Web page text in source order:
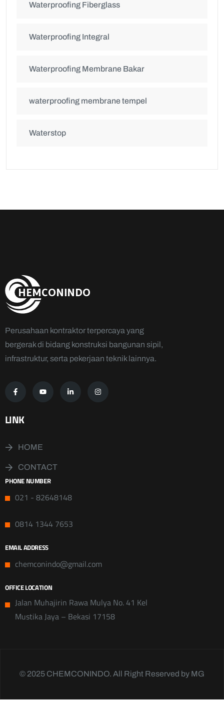
Waterproofing Fiberglass
Waterproofing Integral
Waterproofing Membrane Bakar
waterproofing membrane tempel
Waterstop
Perusahaan kontraktor terpercaya yang
bergerak di bidang konstruksi bangunan sipil,
infrastruktur, serta pekerjaan teknik lainnya.
LINK
HOME
CONTACT
PHONE NUMBER
021 - 82648148
0814 1344 7653
EMAIL ADDRESS
chemconindo@gmail.com
OFFICE LOCATION
Jalan Muhajirin Rawa Mulya No. 41 Kel
Mustika Jaya – Bekasi 17158
© 2025 CHEMCONINDO. All Right Reserved by MG